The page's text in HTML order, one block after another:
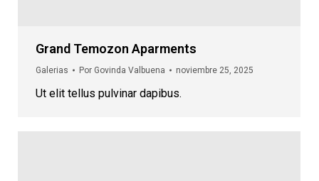
Grand Temozon Aparments
Galerias Por Govinda Valbuena noviembre 25, 2025
Ut elit tellus pulvinar dapibus.